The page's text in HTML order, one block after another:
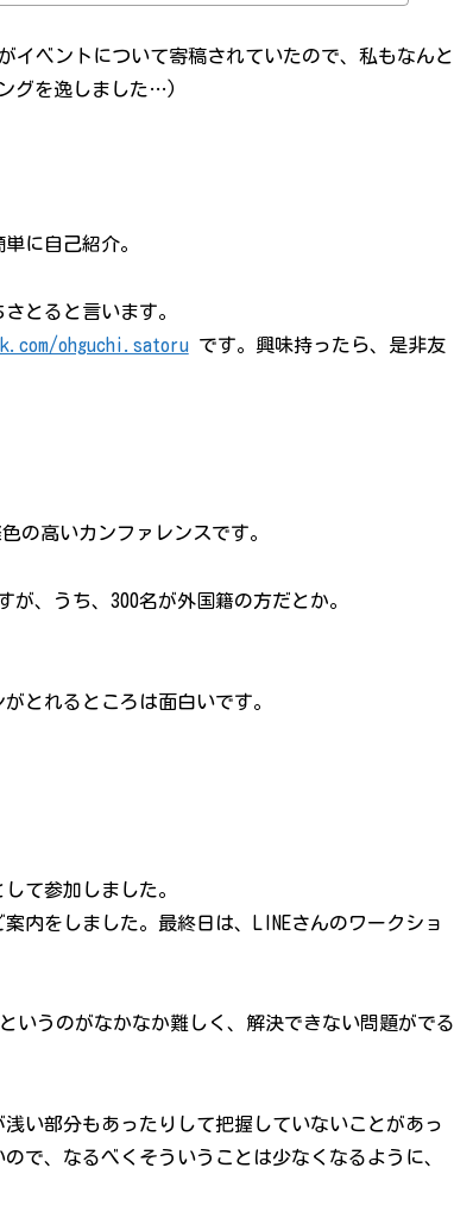
イベントについて寄稿されていたので、私もなんと
グを逸しました…)
に自己紹介。
とると言います。
ohguchi.satoruです。興味持ったら、是非友
の高いカンファレンスです。
、うち、300名が外国籍の方だとか。
とれるところは面白いです。
て参加しました。
内をしました。最終日は、LINEさんのワークショ
いうのがなかなか難しく、解決できない問題がでる
い部分もあったりして把握していないことがあっ
で、なるべくそういうことは少なくなるように、